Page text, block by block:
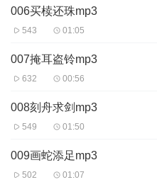
006买椟还珠mp3
543 01:05
007掩耳盗铃mp3
632 00:56
008刻舟求剑mp3
549 01:50
009画蛇添足mp3
502 01:07